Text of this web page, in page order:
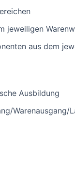
jeweiligen
aus dem
Ausbildung
Warenausgang/